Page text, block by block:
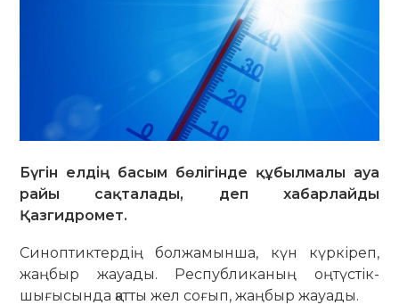
Бүгін елдің басым бөлігінде құбылмалы ауа
райы сақталады, деп хабарлайды
Қазгидромет.
Синоптиктердің болжамынша, күн күркіреп,
жаңбыр жауады. Республиканың оңтүстік-
шығысында қатты жел соғып, жаңбыр жауады.